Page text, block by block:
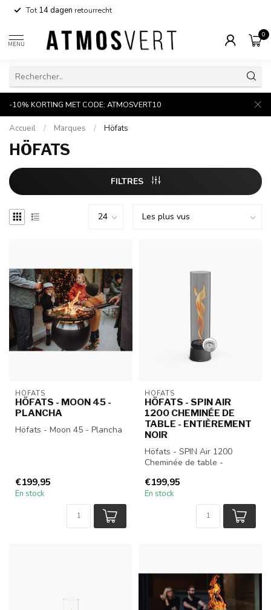
Tot14 dagen retourrecht
MENU
0
-10% KORTING MET CODE: ATMOSVERT10
Accueil / Marques / Höfats
HÖFATS
FILTRES
HÖFATS
HÖFATS - MOON 45 -
PLANCHA
Höfats - Moon 45 - Plancha
€199,95
En stock
HÖFATS
HÖFATS - SPIN AIR
1200 CHEMINÉE DE
TABLE - ENTIÈREMENT
NOIR
Höfats - SPIN Air 1200
Cheminée de table -
€199,95
En stock